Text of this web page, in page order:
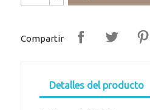
Compartir
Detalles del producto